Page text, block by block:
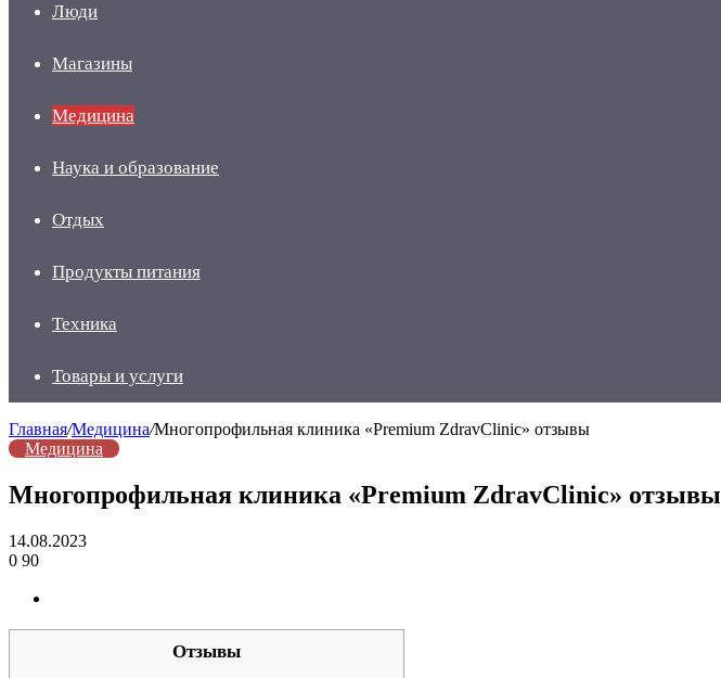
Люди
Магазины
Медицина
Наука и образование
Отдых
Продукты питания
Техника
Товары и услуги
Главная/Медицина/Многопрофильная клиника «Premium ZdravClinic» отзывы
Медицина
Многопрофильная клиника «Premium ZdravClinic» отзывы
14.08.2023
0 90
Отзывы